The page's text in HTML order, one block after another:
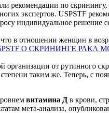
рекомендации по
экспертов. USPSTF
индивидуальное решение
в отношении женщин в
О СКРИНИНГЕ РАКА
организации от рутинного
таким же. Теперь, с
витамина Д в крови,
мета-анализа,